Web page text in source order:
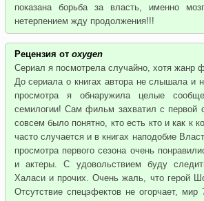
показана борьба за власть, именно
нетерпением жду продолжения!!!
Рецензия от oxygen
Сериал я посмотрела случайно, хотя жанр
До сериала о книгах автора не слышала и
просмотра я обнаружила целые
семилогии! Сам фильм захватил с первой
совсем было понятно, кто есть кто и как к
часто случается и в книгах наподобие
просмотра первого сезона очень
и актеры. С удовольствием буду
Халаси и прочих. Очень жаль, что герой
Отсутствие спецэфектов не огорчает, мир